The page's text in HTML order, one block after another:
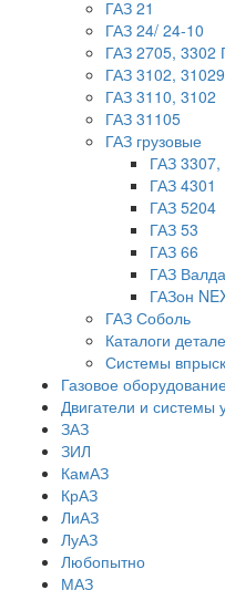
ГАЗ 21
ГАЗ 24/ 24-10
ГАЗ 2705, 3302
ГАЗ 3102, 31029
ГАЗ 3110, 3102
ГАЗ 31105
ГАЗ грузовые
ГАЗ
ГАЗ 4301
ГАЗ 5204
ГАЗ 53
ГАЗ 66
ГАЗ
ГАЗон
ГАЗ Соболь
Каталоги
Системы
Газовое
Двигатели и системы
ЗАЗ
ЗИЛ
КамАЗ
КрАЗ
ЛиАЗ
ЛуАЗ
Любопытно
МАЗ